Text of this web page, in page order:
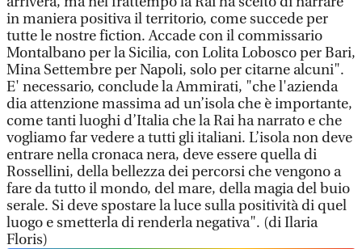
in maniera positiva il territorio, come succede per
tutte le nostre fiction. Accade con il commissario
Montalbano per la Sicilia, con Lolita Lobosco per Bari,
Mina Settembre per Napoli, solo per citarne alcuni".
E' necessario, conclude la Ammirati, "che l'azienda
dia attenzione massima ad un’isola che è importante,
come tanti luoghi d’Italia che la Rai ha narrato e che
vogliamo far vedere a tutti gli italiani. L’isola non deve
entrare nella cronaca nera, deve essere quella di
Rossellini, della bellezza dei percorsi che vengono a
fare da tutto il mondo, del mare, della magia del buio
serale. Si deve spostare la luce sulla positività di quel
luogo e smetterla di renderla negativa". (di Ilaria
Floris)